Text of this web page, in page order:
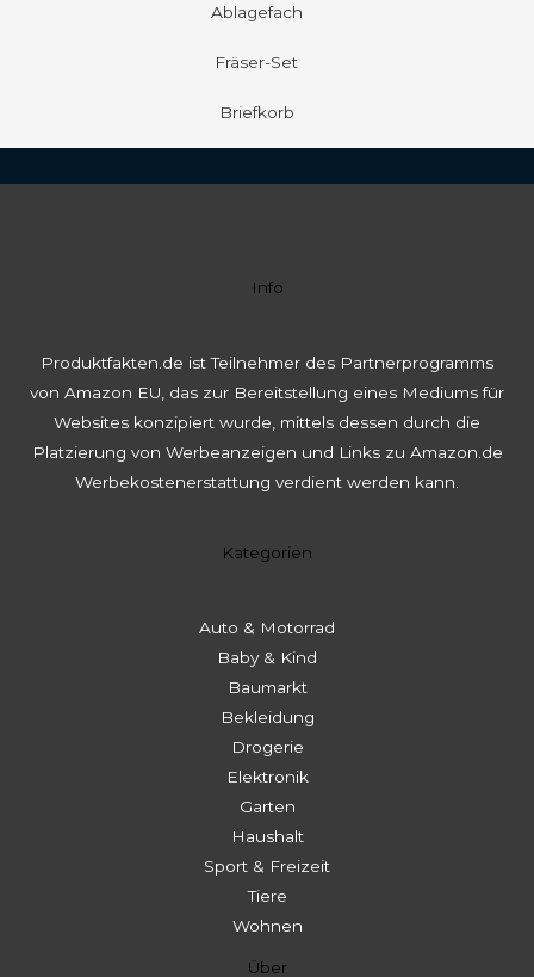
Ablagefach
Fräser-Set
Briefkorb
Info
Produktfakten.de ist Teilnehmer des Partnerprogramms
von Amazon EU, das zur Bereitstellung eines Mediums für
Websites konzipiert wurde, mittels dessen durch die
Platzierung von Werbeanzeigen und Links zu Amazon.de
Werbekostenerstattung verdient werden kann.
Kategorien
Auto & Motorrad
Baby & Kind
Baumarkt
Bekleidung
Drogerie
Elektronik
Garten
Haushalt
Sport & Freizeit
Tiere
Wohnen
Über